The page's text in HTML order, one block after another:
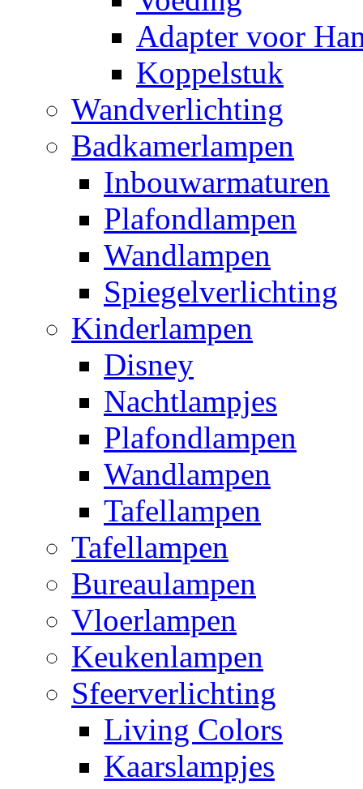
Adapter voor
Koppelstuk
Wandverlichting
Badkamerlampen
Inbouwarmaturen
Plafondlampen
Wandlampen
Spiegelverlichting
Kinderlampen
Disney
Nachtlampjes
Plafondlampen
Wandlampen
Tafellampen
Tafellampen
Bureaulampen
Vloerlampen
Keukenlampen
Sfeerverlichting
Living Colors
Kaarslampjes